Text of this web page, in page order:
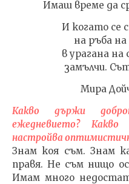
Имаш време да
И когато се
на ръба
в урагана на
замълчи.
Мира
Какво държи
ежедневието?
настройва
Знам коя съм. Знам
правя. Не съм нищо
Имам много